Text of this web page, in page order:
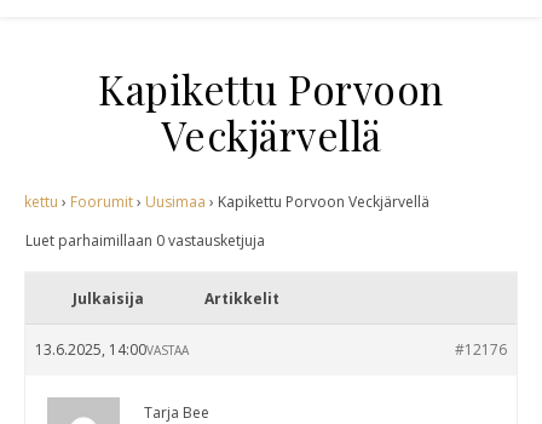
Kapikettu Porvoon
Veckjärvellä
kettu › Foorumit› Uusimaa › Kapikettu Porvoon Veckjärvellä
Luet parhaimillaan 0 vastausketjuja
Julkaisija Artikkelit
13.6.2025, 14:00 #12176
VASTAA
Tarja Bee